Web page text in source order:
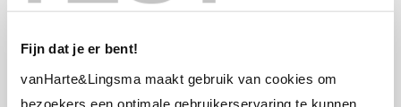
Fijn dat je er bent!
vanHarte&Lingsma maakt gebruik van cookies om
inspanningen te leveren om concrete resultaten
hun handelen, wordt vaak aangegeven dat
inspanningen worden geleverd om vanuit een
inlevende, begripvolle aanpak het gedrag van de